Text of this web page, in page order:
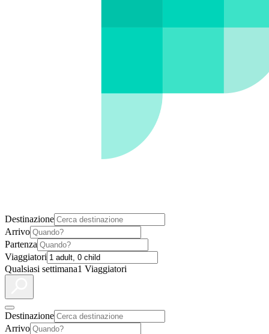
Destinazione
Arrivo
Partenza
Viaggiatori
Qualsiasi settimana1 Viaggiatori
Destinazione
Arrivo